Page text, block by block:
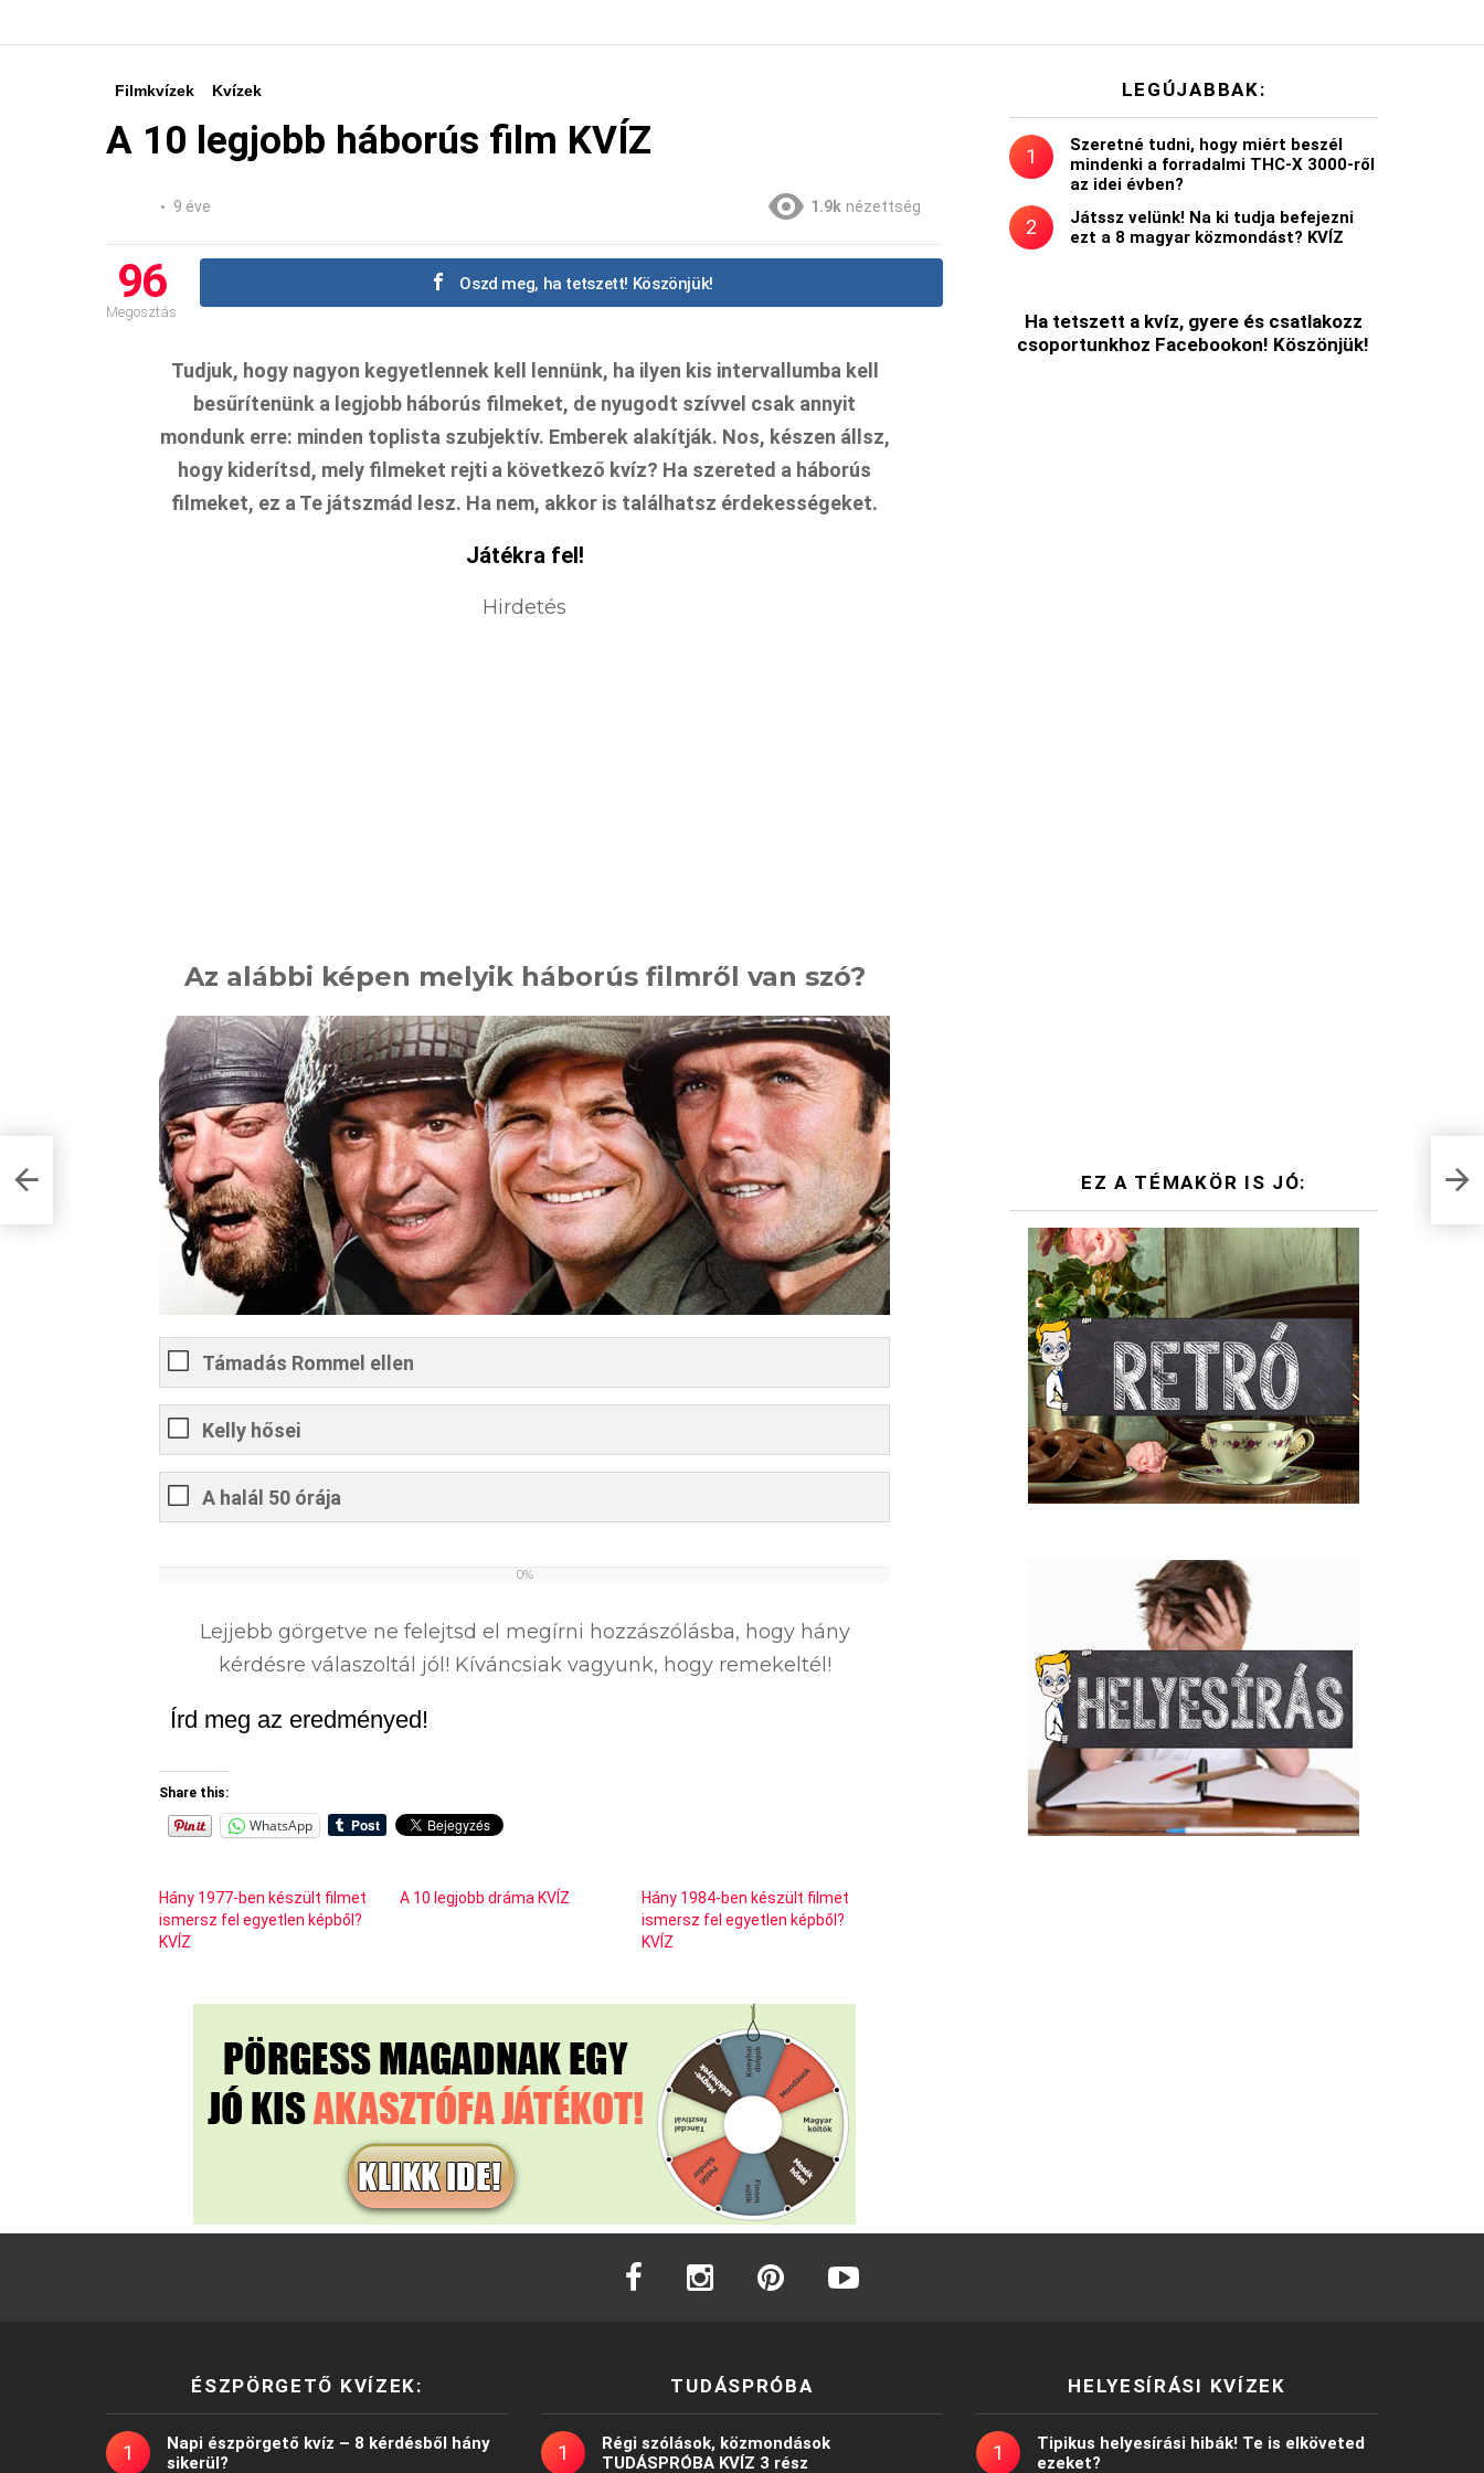
Filmkvízek Kvízek
A 10 legjobb háborús film KVÍZ
9 éve 1.9k nézettség
96
Megosztás
Oszd meg, ha tetszett! Köszönjük!
Tudjuk, hogy nagyon kegyetlennek kell lennünk, ha ilyen kis intervallumba kell
besűrítenünk a legjobb háborús filmeket, de nyugodt szívvel csak annyit
mondunk erre: minden toplista szubjektív. Emberek alakítják. Nos, készen állsz,
hogy kiderítsd, mely filmeket rejti a következő kvíz? Ha szereted a háborús
filmeket, ez a Te játszmád lesz. Ha nem, akkor is találhatsz érdekességeket.
Játékra fel!
Hirdetés
Az alábbi képen melyik háborús filmről van szó?
Támadás Rommel ellen
Kelly hősei
A halál 50 órája
0%
Lejjebb görgetve ne felejtsd el megírni hozzászólásba, hogy hány
kérdésre válaszoltál jól! Kíváncsiak vagyunk, hogy remekeltél!
Írd meg az eredményed!
Share this:
WhatsApp
Hány 1977-ben készült filmet
ismersz fel egyetlen képből?
KVÍZ
A 10 legjobb dráma KVÍZ
Hány 1984-ben készült filmet
ismersz fel egyetlen képből?
KVÍZ
LEGÚJABBAK:
Szeretné tudni, hogy miért beszél
mindenki a forradalmi THC-X 3000-ről
az idei évben?
Játssz velünk! Na ki tudja befejezni
ezt a 8 magyar közmondást? KVÍZ
Ha tetszett a kvíz, gyere és csatlakozz
csoportunkhoz Facebookon! Köszönjük!
EZ A TÉMAKÖR IS JÓ:
facebook instagram
ÉSZPÖRGETŐ KVÍZEK:
Napi észpörgető kvíz – 8 kérdésből hány
sikerül?
TUDÁSPRÓBA
Régi szólások, közmondások
TUDÁSPRÓBA KVÍZ 3 rész
HELYESÍRÁSI KVÍZEK
Tipikus helyesírási hibák! Te is elköveted
ezeket?